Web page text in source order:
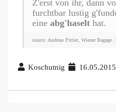
Z'erst von ihr, dann
furchtbar lustig
eine abg'haselt hat.
source: Andreas Pittler, Wiener
Koschutnig 16.05.2015